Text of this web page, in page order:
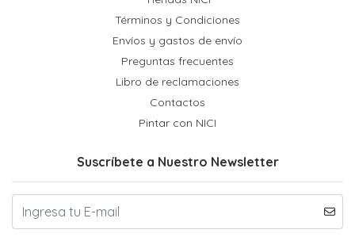
Términos y Condiciones
Envíos y gastos de envío
Preguntas frecuentes
Libro de reclamaciones
Contactos
Pintar con NICI
Suscríbete a Nuestro Newsletter